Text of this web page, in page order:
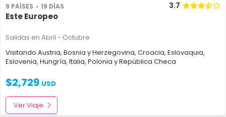
9 PAÍSES 19 DÍAS 3.7
Este Europeo
Salidas en Abril - Octubre
Visitando Austria, Bosnia y Herzegovina, Croacia, Eslovaquia,
Eslovenia, Hungría, Italia, Polonia yRepública Checa
$2,729 USD
Ver Viaje